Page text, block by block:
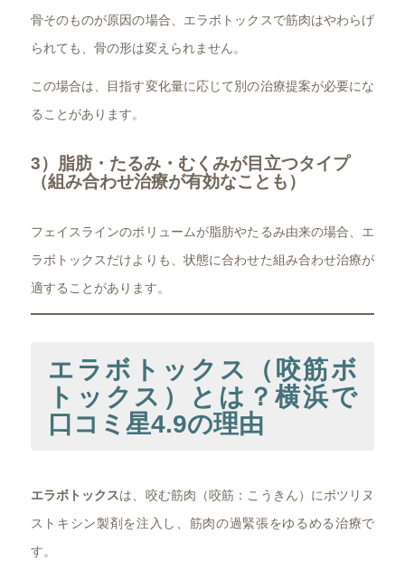
骨そのものが原因の場合、エラボトックスで筋肉はやわらげ
られても、骨の形は変えられません。
この場合は、目指す変化量に応じて別の治療提案が必要にな
ることがあります。
3）脂肪・たるみ・むくみが目立つタイプ
（組み合わせ治療が有効なことも）
フェイスラインのボリュームが脂肪やたるみ由来の場合、エ
ラボトックスだけよりも、状態に合わせた組み合わせ治療が
適することがあります。
エラボトックス（咬筋ボ
トックス）とは？横浜で
口コミ星4.9の理由
エラボトックスは、咬む筋肉（咬筋：こうきん）にボツリヌ
ストキシン製剤を注入し、筋肉の過緊張をゆるめる治療で
す。